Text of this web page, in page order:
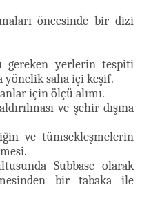
öncesinde bir dizi
gereken yerlerin tespiti
yönelik saha içi keşif.
için ölçü alımı.
ve şehir dışına
ve tümsekleşmelerin
Subbase olarak
bir tabaka ile